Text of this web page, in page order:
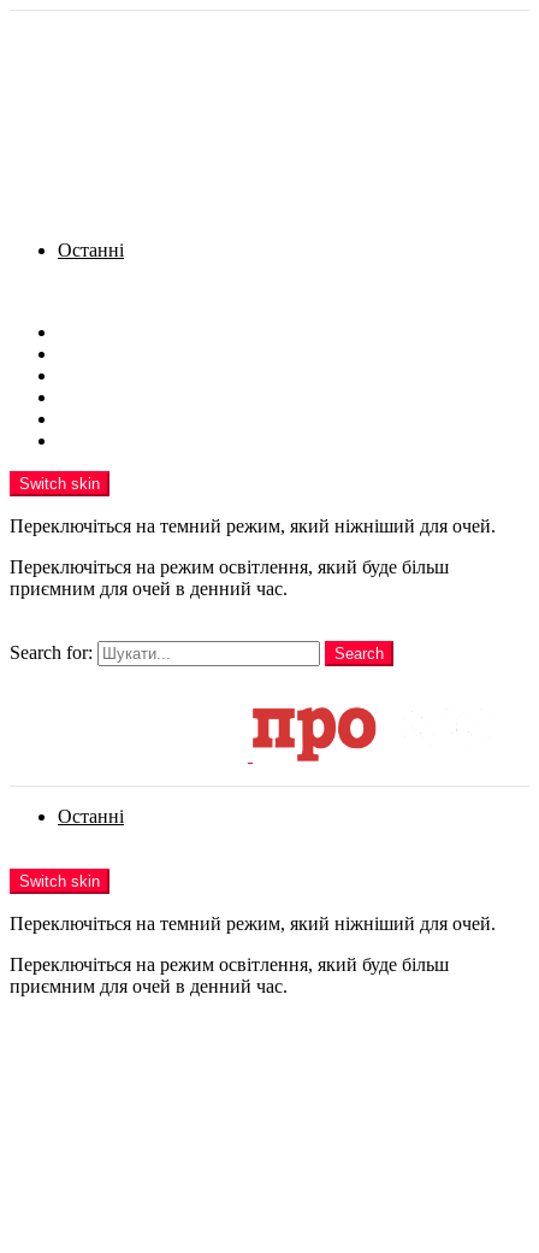
Останні
Switch skin
Переключіться на темний режим, який ніжніший для очей.
Переключіться на режим освітлення, який буде більш
приємним для очей в денний час.
Search for:
Search
Останні
Switch skin
Переключіться на темний режим, який ніжніший для очей.
Переключіться на режим освітлення, який буде більш
приємним для очей в денний час.